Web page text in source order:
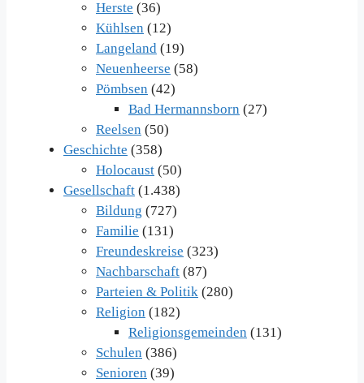
Herste (36)
Kühlsen (12)
Langeland (19)
Neuenheerse (58)
Pömbsen (42)
Bad Hermannsborn (27)
Reelsen (50)
Geschichte (358)
Holocaust (50)
Gesellschaft (1.438)
Bildung (727)
Familie (131)
Freundeskreise (323)
Nachbarschaft (87)
Parteien & Politik (280)
Religion (182)
Religionsgemeinden (131)
Schulen (386)
Senioren (39)